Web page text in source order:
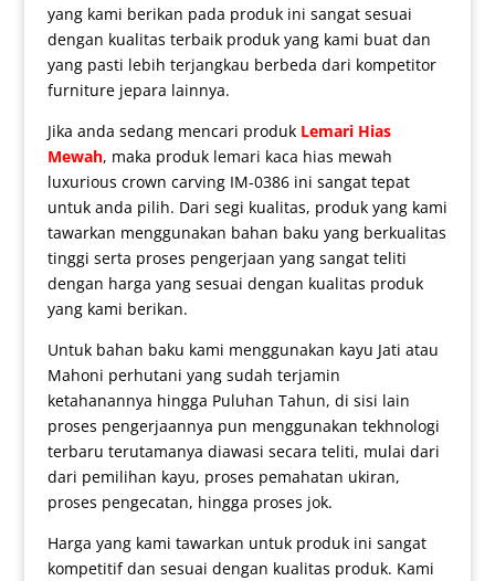
yang kami berikan pada produk ini sangat sesuai
dengan kualitas terbaik produk yang kami buat dan
yang pasti lebih terjangkau berbeda dari kompetitor
furniture jepara lainnya.
Jika anda sedang mencari produk Lemari Hias
Mewah, maka produk lemari kaca hias mewah
luxurious crown carving IM-0386 ini sangat tepat
untuk anda pilih. Dari segi kualitas, produk yang kami
tawarkan menggunakan bahan baku yang berkualitas
tinggi serta proses pengerjaan yang sangat teliti
dengan harga yang sesuai dengan kualitas produk
yang kami berikan.
Untuk bahan baku kami menggunakan kayu Jati atau
Mahoni perhutani yang sudah terjamin
ketahanannya hingga Puluhan Tahun, di sisi lain
proses pengerjaannya pun menggunakan tekhnologi
terbaru terutamanya diawasi secara teliti, mulai dari
dari pemilihan kayu, proses pemahatan ukiran,
proses pengecatan, hingga proses jok.
Harga yang kami tawarkan untuk produk ini sangat
kompetitif dan sesuai dengan kualitas produk. Kami